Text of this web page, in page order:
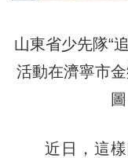
山東省少先隊“
活動在濟寧市
近日，這樣